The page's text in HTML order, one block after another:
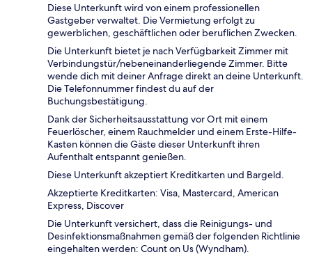
Diese Unterkunft wird von einem professionellen
Gastgeber verwaltet. Die Vermietung erfolgt zu
gewerblichen, geschäftlichen oder beruflichen Zwecken.
Die Unterkunft bietet je nach Verfügbarkeit Zimmer mit
Verbindungstür/nebeneinanderliegende Zimmer. Bitte
wende dich mit deiner Anfrage direkt an deine Unterkunft.
Die Telefonnummer findest du auf der
Buchungsbestätigung.
Dank der Sicherheitsausstattung vor Ort mit einem
Feuerlöscher, einem Rauchmelder und einem Erste-Hilfe-
Kasten können die Gäste dieser Unterkunft ihren
Aufenthalt entspannt genießen.
Diese Unterkunft akzeptiert Kreditkarten und Bargeld.
Akzeptierte Kreditkarten: Visa, Mastercard, American
Express, Discover
Die Unterkunft versichert, dass die Reinigungs- und
Desinfektionsmaßnahmen gemäß der folgenden Richtlinie
eingehalten werden: Count on Us (Wyndham).